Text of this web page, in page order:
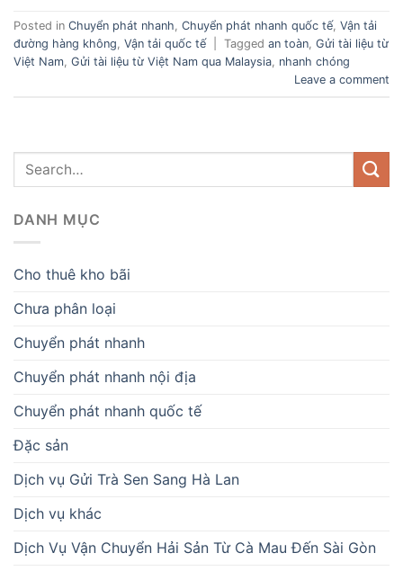
Posted in Chuyển phát nhanh, Chuyển phát nhanh quốc tế, Vận tải
đường hàng không, Vận tải quốc tế Tagged an toàn, Gửi tài liệu từ
Việt Nam, Gửi tài liệu từ Việt Nam qua Malaysia, nhanh chóng
Leave a comment
DANH MỤC
Cho thuê kho bãi
Chưa phân loại
Chuyển phát nhanh
Chuyển phát nhanh nội địa
Chuyển phát nhanh quốc tế
Đặc sản
Dịch vụ Gửi Trà Sen Sang Hà Lan
Dịch vụ khác
Dịch Vụ Vận Chuyển Hải Sản Từ Cà Mau Đến Sài Gòn